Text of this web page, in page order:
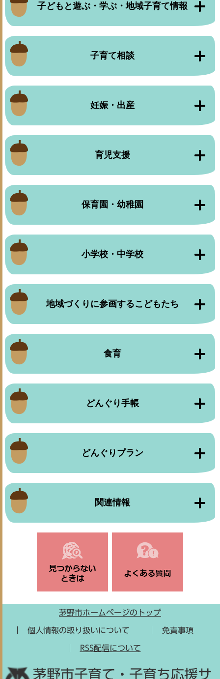
子どもと遊ぶ・学ぶ・地域子育て情報
子育て相談
妊娠・出産
育児支援
保育園・幼稚園
小学校・中学校
地域づくりに参画するこどもたち
食育
どんぐり手帳
どんぐりプラン
関連情報
茅野市ホームページのトップ
個人情報の取り扱いについて 免責事項
RSS配信について
茅野市子育て・子育ち応援サ